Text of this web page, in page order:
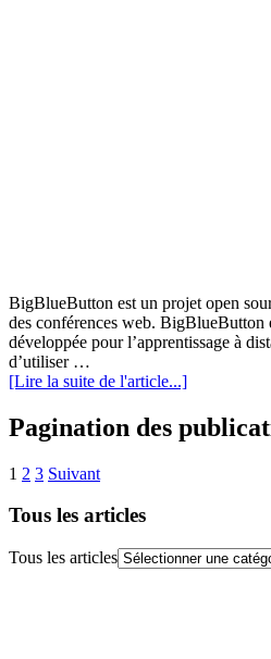
BigBlueButton est un projet open
des conférences web. BigBlueButton
développée pour l’apprentissage à
d’utiliser …
[Lire la suite de l'article...]
Pagination des
1 2 3 Suivant
Tous les articles
Tous les articles